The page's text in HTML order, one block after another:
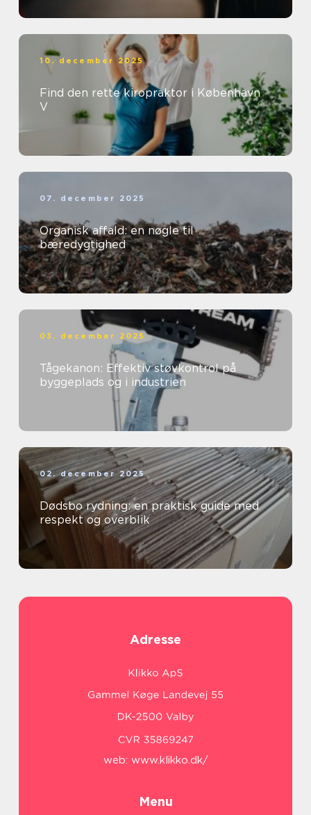
10. december 2025
Find den rette kiropraktor i København
V
07. december 2025
Organisk affald: en nøgle til
bæredygtighed
03. december 2025
Tågekanon: Effektiv støvkontrol på
byggeplads og i industrien
02. december 2025
Dødsbo rydning: en praktisk guide med
respekt og overblik
Adresse
web: www.klikko.dk/
Menu